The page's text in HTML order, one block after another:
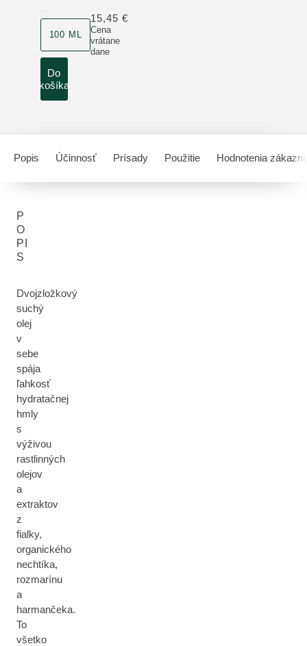
veľkosť produktu
100 ML
Cena
vrátane
dane
15,45 €
Do
košíka
Popis Účinnosť Prísady Použitie Hodnotenia
P
O
PI
S
Dvojzložkový
suchý
olej
v
sebe
spája
ľahkosť
hydratačnej
hmly
s
výživou
rastlinných
olejov
a
extraktov
z
fialky,
organického
nechtíka,
rozmarínu
a
harmančeka.
To
všetko